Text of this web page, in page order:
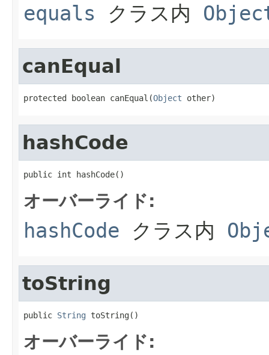
equals クラス内
canEqual
protected boolean canEqual(Object other)
hashCode
public int hashCode()
オーバーライド:
hashCode クラス内
toString
public String toString()
オーバーライド: